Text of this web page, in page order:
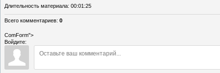
Длительность материала: 00:01:25
Всего комментариев: 0
ComForm">
Войдите: